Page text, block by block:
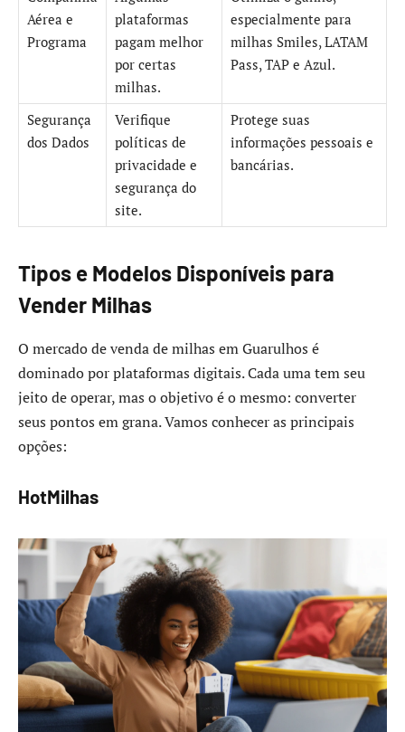
Aérea e
Programa
plataformas
pagam melhor
por certas
milhas.
especialmente para
milhas Smiles, LATAM
Pass, TAP e Azul.
Segurança
dos Dados
Verifique
políticas de
privacidade e
segurança do
site.
Protege suas
informações pessoais e
bancárias.
Tipos e Modelos Disponíveis para
Vender Milhas
O mercado de venda de milhas em Guarulhos é
dominado por plataformas digitais. Cada uma tem seu
jeito de operar, mas o objetivo é o mesmo: converter
seus pontos em grana. Vamos conhecer as principais
opções:
HotMilhas